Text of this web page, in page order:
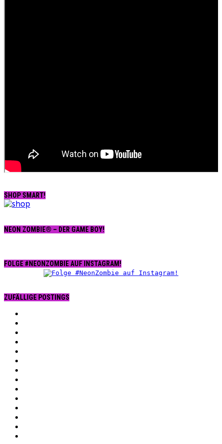
SHOP SMART!
NEON ZOMBIE® – DER GAME BOY!
FOLGE #NEONZOMBIE AUF INSTAGRAM!
ZUFÄLLIGE POSTINGS